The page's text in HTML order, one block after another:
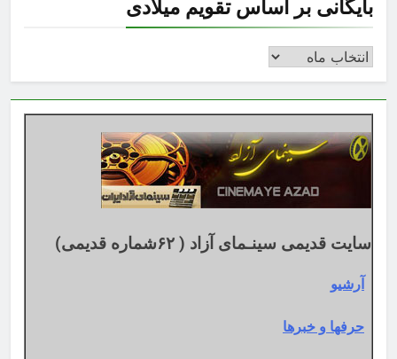
بایگانی بر اساس تقویم میلادی
بایگانی
اساس
تقویم
میلادی
سایت قدیمی سینـمای آزاد ( ۶۲شماره قدیمی)
آرشیو
حرفها و خبرها